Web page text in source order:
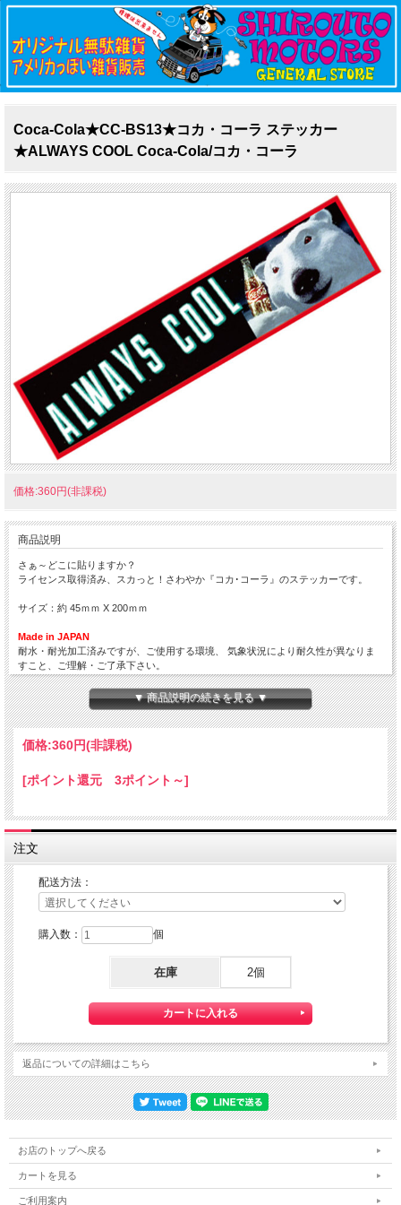
Coca-Cola★CC-BS13★コカ・コーラ ステッカー
★ALWAYS COOL Coca-Cola/コカ・コーラ
価格:360円(非課税)
商品説明
さぁ～どこに貼りますか？
ライセンス取得済み、スカっと！さわやか『コカ･コーラ』のステッカーです。
サイズ：約 45ｍｍ X 200ｍｍ
Made in JAPAN
耐水・耐光加工済みですが、ご使用する環境、 気象状況により耐久性が異なりま
すこと、ご理解・ご了承下さい。
ベースはPVCではないので、温風などで加熱しても伸びませんので、 局面への貼
付には、向いておりません。
また、ヒートガン等で加熱しないでください。
★コチラの商品は 『ゆうパケット２５０円』・『定形郵便１１０円』配送可能な
商品になります。
宅配便のように受領印やサインのやり取りが無く、ご不在時であってもお受け取り
いただけます。
また、沖縄等の離島区域の場合でも別途送料が掛かりません。
◆配達状況の確認ができます。
ゆうパケットをご選択いただいたお客様へは、商品配送後 「お問い合わせ番号」
をお知らせしますので、日本郵便のHPにて配達状況をご確認いただけます。
◆ゆうパケットご利用の際の注意点
ゆうパケットは通常の宅配便と異なり直接ポストへの投函となりますので、
配送中の損失・破損・遅延、投函後の盗難等は一切補償致しかねます。
※）『ゆうパケット』対象外商品との同梱は承れません。
きます。
※）お届け日・時間指定はご利用いただけません。
宅配便のような日時指定ができません。
商品発送から、お届けまでに約３～４日のお時間をいただきます。
※）送料は改めてお知らせします。
ご注文確認後、改めて送料を含めた合計金額お知らせします。
▼ 商品説明の続きを見る ▼
価格:360円(非課税)
[ポイント還元 3ポイント～]
注文
配送方法：
購入数： 個
在庫 2個
返品についての詳細はこちら
お店のトップへ戻る
カートを見る
ご利用案内